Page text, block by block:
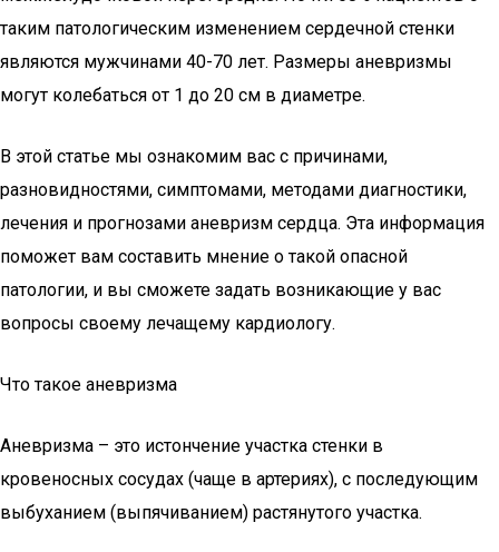
таким патологическим изменением сердечной стенки
являются мужчинами 40-70 лет. Размеры аневризмы
могут колебаться от 1 до 20 см в диаметре.
В этой статье мы ознакомим вас с причинами,
разновидностями, симптомами, методами диагностики,
лечения и прогнозами аневризм сердца. Эта информация
поможет вам составить мнение о такой опасной
патологии, и вы сможете задать возникающие у вас
вопросы своему лечащему кардиологу.
Что такое аневризма
Аневризма – это истончение участка стенки в
кровеносных сосудах (чаще в артериях), с последующим
выбуханием (выпячиванием) растянутого участка.